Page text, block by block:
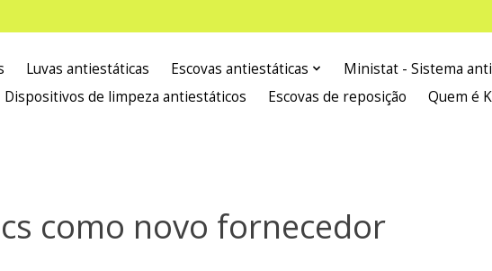
Luvas antiestáticas Escovas antiestáticas
Ministat - Sistema
Dispositivos de limpeza antiestáticos Escovas de reposição Quem é
como novo fornecedor